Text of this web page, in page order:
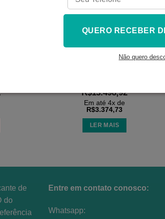
COMBO 220V
R$13.498,92
Em até 4x de
R$3.374,73
LER MAIS
de
do
Entre em contato conosco:
Whatsapp:
QUERO RECEBER
Não quero